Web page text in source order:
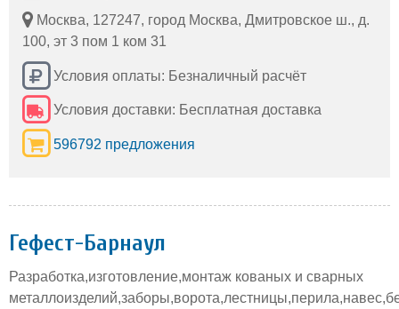
Москва, 127247, город Москва, Дмитровское ш., д.
100, эт 3 пом 1 ком 31
Условия оплаты: Безналичный расчёт
Условия доставки: Бесплатная доставка
596792 предложения
Гефест-Барнаул
Разработка,изготовление,монтаж кованых и сварных